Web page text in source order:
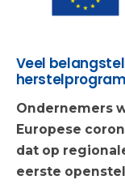
Veel
Ondernemers
Europese
dat op
eerste